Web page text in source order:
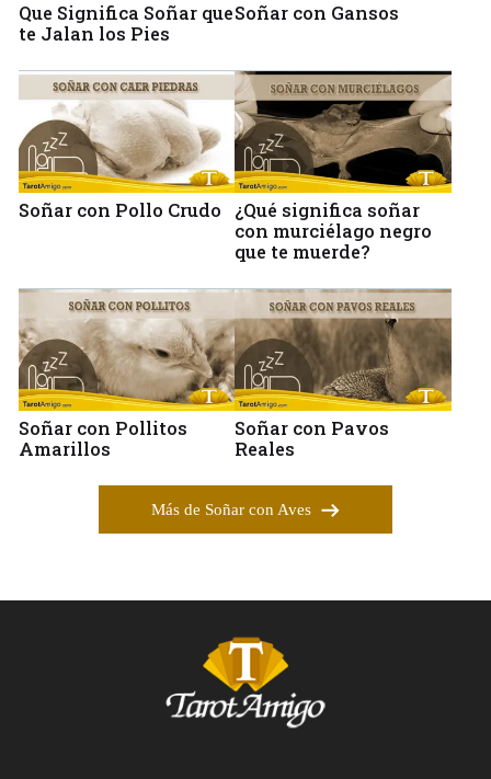
Que Significa Soñar que
te Jalan los Pies
Soñar con Gansos
Soñar con Pollo Crudo
¿Qué significa soñar
con murciélago negro
que te muerde?
Soñar con Pollitos
Amarillos
Soñar con Pavos
Reales
Más de Soñar con Aves